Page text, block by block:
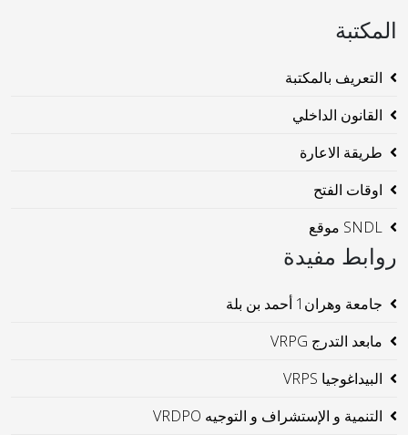
المكتبة
التعريف بالمكتبة
القانون الداخلي
طريقة الاعارة
اوقات الفتح
SNDL موقع
روابط مفيدة
جامعة وهران1 أحمد بن بلة
مابعد التدرج VRPG
البيداغوجيا VRPS
التنمية و الإستشراف و التوجيه VRDPO